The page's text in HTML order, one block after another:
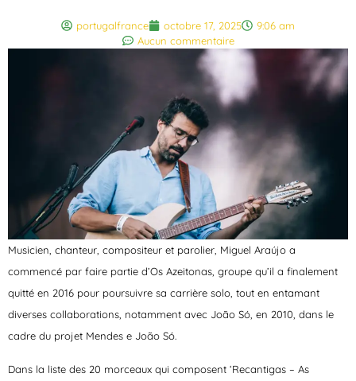
portugalfrance octobre 17, 2025
9:06 am
Aucun commentaire
Musicien, chanteur, compositeur et parolier, Miguel Araújo a
commencé par faire partie d’Os Azeitonas, groupe qu’il a finalement
quitté en 2016 pour poursuivre sa carrière solo, tout en entamant
diverses collaborations, notamment avec João Só, en 2010, dans le
cadre du projet Mendes e João Só.
Dans la liste des 20 morceaux qui composent ‘Recantigas – As